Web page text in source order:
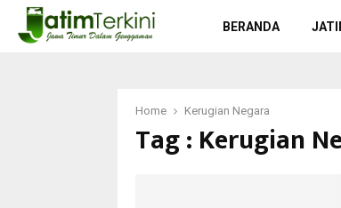
BERANDA
Home Kerugian Negara
Tag : Kerugian